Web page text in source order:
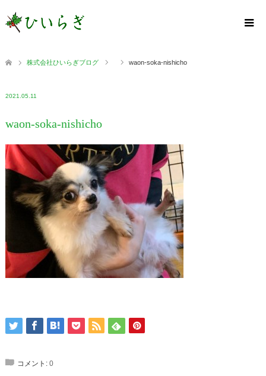
株式会社ひいらぎブログ waon-soka-nishicho
2021.05.11
waon-soka-nishicho
コメント: 0